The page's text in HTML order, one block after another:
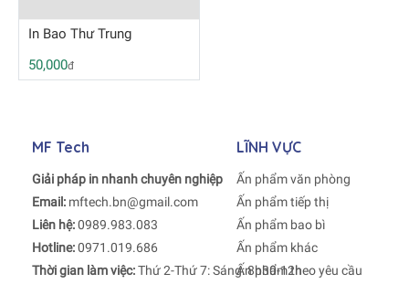
In Bao Thư Trung
50,000đ
MF Tech
Giải pháp in nhanh chuyên nghiệp
Email: mftech.bn@gmail.com
Liên hệ:0989.983.083
Hotline:0971.019.686
Thời gian làm việc:Thứ 2-Thứ 7: Sáng: 8h30-12h
LĨNH VỰC
Ấn phẩm văn phòng
Ấn phẩm tiếp thị
Ấn phẩm bao bì
Ấn phẩm khác
Ấn phẩm theo yêu cầu